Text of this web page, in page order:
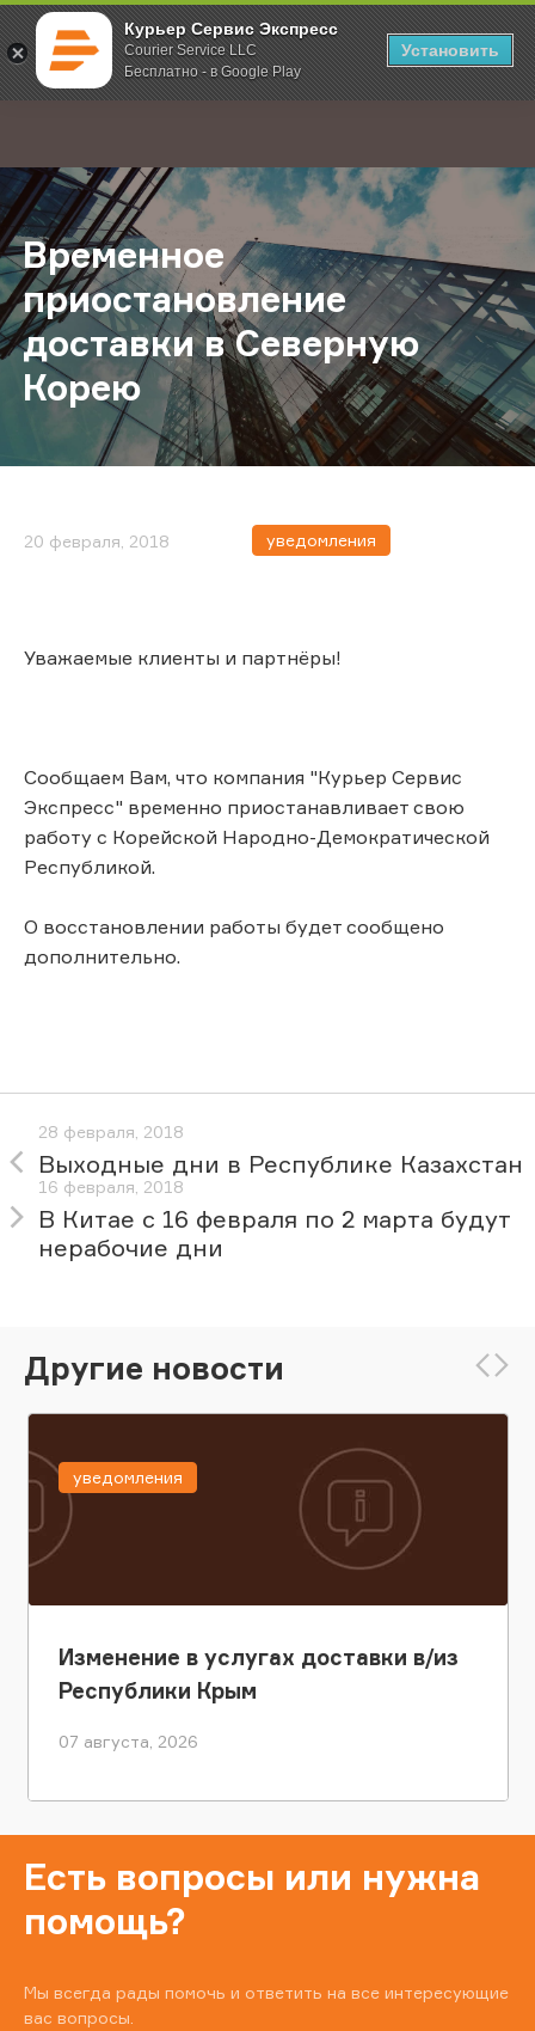
Курьер Сервис Экспресс
Courier Service LLC
Бесплатно - в Google Play
Установить
; Главная О компании Новости Временное приостановление
Временное
приостановление
доставки в Северную
Корею
20 февраля, 2018 уведомления
Уважаемые клиенты и партнёры!
Сообщаем Вам, что компания "Курьер Сервис
Экспресс" временно приостанавливает свою
работу с Корейской Народно-Демократической
Республикой.
О восстановлении работы будет сообщено
дополнительно.
28 февраля, 2018
Выходные дни в Республике Казахстан
16 февраля, 2018
В Китае с 16 февраля по 2 марта будут
нерабочие дни
Другие новости
Изменение в услугах доставки в/из
Республики Крым
07 августа, 2026
уведомления
Есть вопросы или нужна
помощь?
Мы всегда рады помочь и ответить на все интересующие
вас вопросы.